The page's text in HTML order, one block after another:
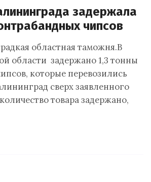
задержала
чипсов
областная таможня.В
области задержано 1,3 тонны
которые перевозились
сверх заявленного
товара задержано,